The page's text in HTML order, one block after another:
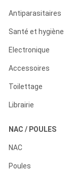
Antiparasitaires
Santé et hygiène
Electronique
Accessoires
Toilettage
Librairie
NAC / POULES
NAC
Poules